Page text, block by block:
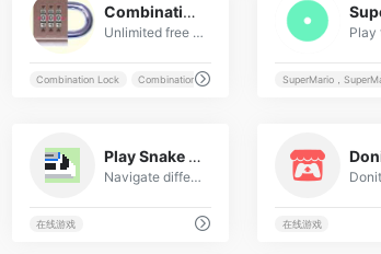
Combination Lock
Unlimited free number puzzles and number games using a combination lock.Test your math and logic skills by solving the clues to open the combination lock. Includes world Hi Score charts. Free number puzzles have never been so much fun.
Combination Lock CombinationLock.co.uk Math Games Maths
SuperMario，
Play Snake on Google Maps
Navigate different cities around the world in this rendition of the classic arcade game Snake.
在线游戏 在线游戏